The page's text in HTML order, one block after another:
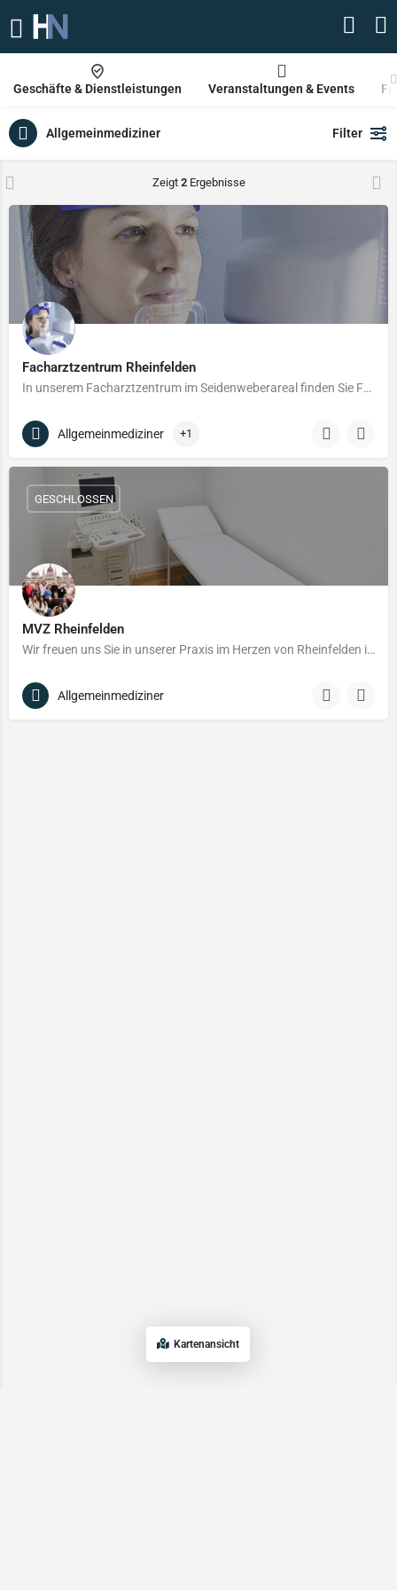
Geschäfte & Dienstleistungen Veranstaltungen & Events
Allgemeinmediziner Filter
Zeigt 2Ergebnisse
Facharztzentrum Rheinfelden
In unserem Facharztzentrum im Seidenweberareal finden Sie Fachärzte der…
Allgemeinmediziner +1
MVZ Rheinfelden
Wir freuen uns Sie in unserer Praxis im Herzen von Rheinfelden in der Kapuzinerstraße 4 begrüßen zu…
GESCHLOSSEN
Allgemeinmediziner
Kartenansicht